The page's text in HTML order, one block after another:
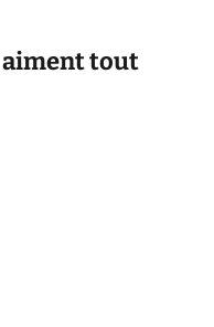
aiment tout